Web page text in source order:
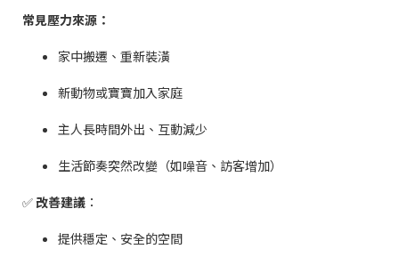
常見壓力來源：
家中搬遷、重新裝潢
新動物或寶寶加入家庭
主人長時間外出、互動減少
生活節奏突然改變（如噪音、訪客增加）
✅ 改善建議 ：
提供穩定、安全的空間